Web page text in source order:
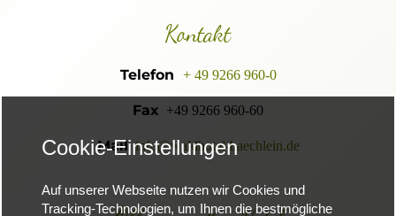
Kontakt
Telefon + 49 9266 960-0
Fax +49 9266 960-60
Mail info@waldhotel-baechlein.de
Cookie-Einstellungen
Auf unserer Webseite nutzen wir Cookies und
Tracking-Technologien, um Ihnen die bestmögliche